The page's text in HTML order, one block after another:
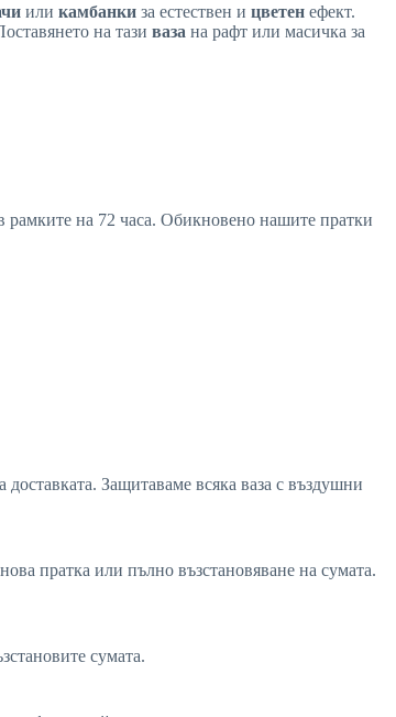
или камбанки за естествен и цветен ефект.
на тази ваза на рафт или масичка за
рамките на 72 часа. Обикновено нашите пратки
Защитаваме всяка ваза с въздушни
пратка или пълно възстановяване на сумата.
сумата.